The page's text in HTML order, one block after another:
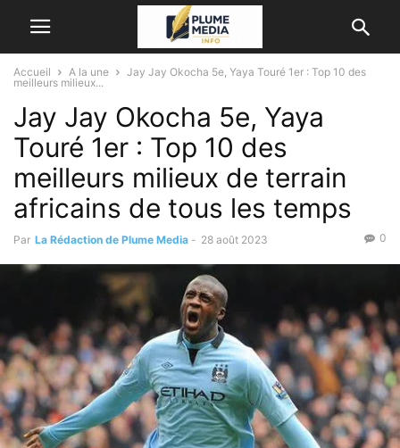
Accueil A la une
Jay Jay Okocha 5e, Yaya Touré 1er : Top 10 des
meilleurs milieux...
Jay Jay Okocha 5e, Yaya
Touré 1er : Top 10 des
meilleurs milieux de terrain
africains de tous les temps
Par La Rédaction de Plume Media - 28 août 2023 0